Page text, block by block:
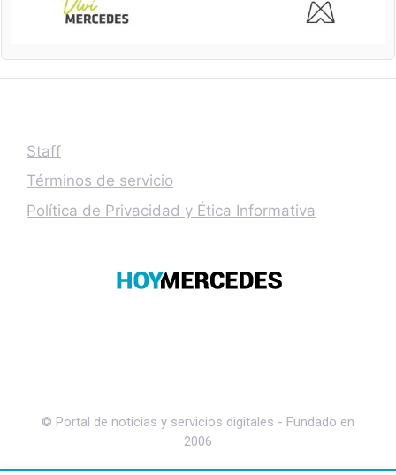
Staff
Términos de servicio
Política de Privacidad y Ética Informativa
© Portal de noticias y servicios digitales - Fundado en
2006